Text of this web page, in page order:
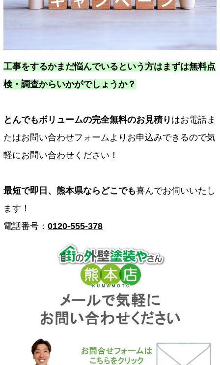
工事をするかまだ悩んでいるという方はまずは無料点
検・調査からいかがでしょうか？
とんでもボリュームの完全無料のお見積り はお電話ま
たはお問い合わせフォームよりお申込みできるので気
軽にお問い合わせください！
最短で即日、熊本県ならどこでも喜んでお伺いいたし
ます！
電話番号： 0120-555-378